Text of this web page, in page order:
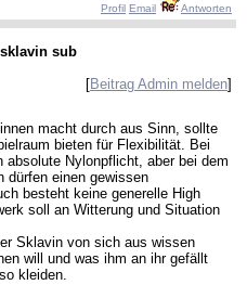
Profil Email Antworten
sub
[Beitrag Admin melden]
macht durch aus Sinn, sollte
bieten für Flexibilität. Bei
Nylonpflicht, aber bei dem
dürfen einen gewissen
besteht keine generelle High
soll an Witterung und Situation
Sklavin von sich aus wissen
will und was ihm an ihr gefällt
kleiden.